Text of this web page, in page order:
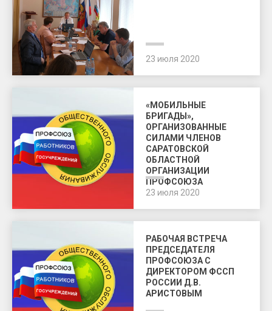
23 июля 2020
«МОБИЛЬНЫЕ
БРИГАДЫ»,
ОРГАНИЗОВАННЫЕ
СИЛАМИ ЧЛЕНОВ
САРАТОВСКОЙ
ОБЛАСТНОЙ
ОРГАНИЗАЦИИ
ПРОФСОЮЗА
23 июля 2020
РАБОЧАЯ ВСТРЕЧА
ПРЕДСЕДАТЕЛЯ
ПРОФСОЮЗА С
ДИРЕКТОРОМ ФССП
РОССИИ Д.В.
АРИСТОВЫМ